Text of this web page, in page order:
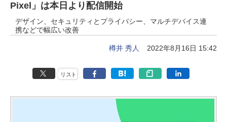
Pixel」は本日より配信開始
デザイン、セキュリティとプライバシー、マルチデバイス連
携などで幅広い改善
樽井 秀人 2022年8月16日 15:42
リスト